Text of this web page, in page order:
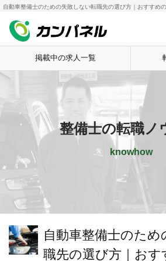
自動車整備士のための失敗しない転職先の選び方｜おすすめ
掲載中の求人一覧
整備士の転職ノ
knowhow
自動車整備士のた
職先の選び方｜おす